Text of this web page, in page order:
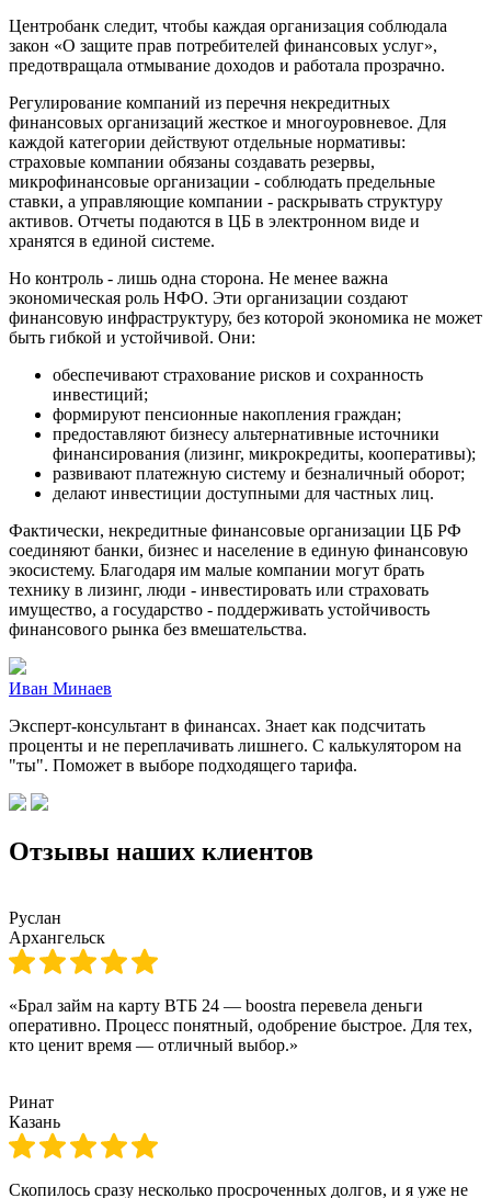
Центробанк следит, чтобы каждая организация соблюдала
закон «О защите прав потребителей финансовых услуг»,
предотвращала отмывание доходов и работала прозрачно.
Регулирование компаний из перечня некредитных
финансовых организаций жесткое и многоуровневое. Для
каждой категории действуют отдельные нормативы:
страховые компании обязаны создавать резервы,
микрофинансовые организации - соблюдать предельные
ставки, а управляющие компании - раскрывать структуру
активов. Отчеты подаются в ЦБ в электронном виде и
хранятся в единой системе.
Но контроль - лишь одна сторона. Не менее важна
экономическая роль НФО. Эти организации создают
финансовую инфраструктуру, без которой экономика не может
быть гибкой и устойчивой. Они:
обеспечивают страхование рисков и сохранность
инвестиций;
формируют пенсионные накопления граждан;
предоставляют бизнесу альтернативные источники
финансирования (лизинг, микрокредиты, кооперативы);
развивают платежную систему и безналичный оборот;
делают инвестиции доступными для частных лиц.
Фактически, некредитные финансовые организации ЦБ РФ
соединяют банки, бизнес и население в единую финансовую
экосистему. Благодаря им малые компании могут брать
технику в лизинг, люди - инвестировать или страховать
имущество, а государство - поддерживать устойчивость
финансового рынка без вмешательства.
Иван Минаев
Эксперт-консультант в финансах. Знает как подсчитать
проценты и не переплачивать лишнего. С калькулятором на
"ты". Поможет в выборе подходящего тарифа.
Отзывы наших клиентов
Руслан
Архангельск
«Брал займ на карту ВТБ 24 — boostra перевела деньги
оперативно. Процесс понятный, одобрение быстрое. Для тех,
кто ценит время — отличный выбор.»
Ринат
Казань
Скопилось сразу несколько просроченных долгов, и я уже не